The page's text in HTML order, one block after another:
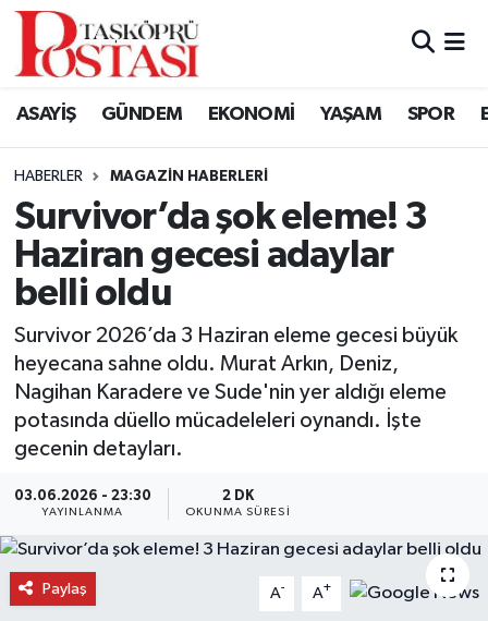
ASAYİŞ GÜNDEM EKONOMİ YAŞAM SPOR
HABERLER MAGAZIN HABERLERI
Survivor’da şok eleme! 3
Haziran gecesi adaylar
belli oldu
Survivor 2026’da 3 Haziran eleme gecesi büyük
heyecana sahne oldu. Murat Arkın, Deniz,
Nagihan Karadere ve Sude'nin yer aldığı eleme
potasında düello mücadeleleri oynandı. İşte
gecenin detayları.
03.06.2026 - 23:30
YAYINLANMA
2 DK
OKUNMA SÜRESI
Paylaş A- A+
Kastamonu Vefat Edenler
Araç Haberleri
Azdavay Haberleri
Bozkurt Haberleri
Çatalzeytin Haberleri
Devrekani Haberleri